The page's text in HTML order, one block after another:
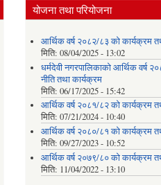
योजना तथा परियोजना
आर्थिक वर्ष २०८२/८३ को कार्यक्रम
मिति:08/04/2025 - 13:02
धर्मदेवी नगरपालिकाको आर्थिक वर्ष
नीति तथा कार्यक्रम
मिति:06/17/2025 - 15:42
आर्थिक वर्ष २०८१/८२ को कार्यक्रम
मिति:07/21/2024 - 10:40
आर्थिक वर्ष २०८०/८१ को कार्यक्रम
मिति:09/27/2023 - 10:52
आर्थिक वर्ष २०७९/८० को कार्यक्रम
मिति: 11/04/2022 - 13:10